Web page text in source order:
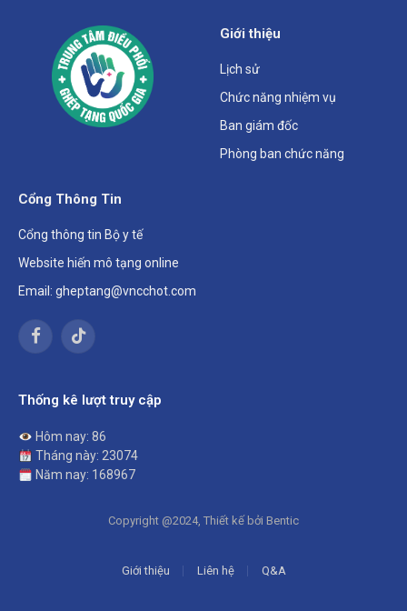
Giới thiệu
Lịch sử
Chức năng nhiệm vụ
Ban giám đốc
Phòng ban chức năng
Cổng Thông Tin
Cổng thông tin Bộ y tế
Website hiến mô tạng online
Email: gheptang@vncchot.com
FacebookTikTok
Thống kê lượt truy cập
Hôm nay: 86
Tháng này: 23074
Năm nay: 168967
Copyright @2024, Thiết kế bởi Bentic
Giới thiệu Liên hệ Q&A